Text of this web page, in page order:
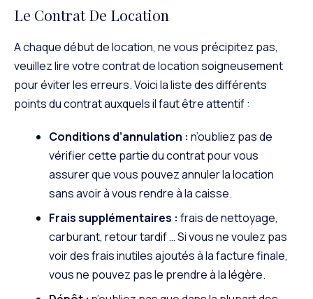
Le Contrat De Location
A chaque début de location, ne vous précipitez pas,
veuillez lire votre contrat de location soigneusement
pour éviter les erreurs. Voici la liste des différents
points du contrat auxquels il faut être attentif :
Conditions d’annulation : n’oubliez pas de
vérifier cette partie du contrat pour vous
assurer que vous pouvez annuler la location
sans avoir à vous rendre à la caisse.
Frais supplémentaires : frais de nettoyage,
carburant, retour tardif … Si vous ne voulez pas
voir des frais inutiles ajoutés à la facture finale,
vous ne pouvez pas le prendre à la légère.